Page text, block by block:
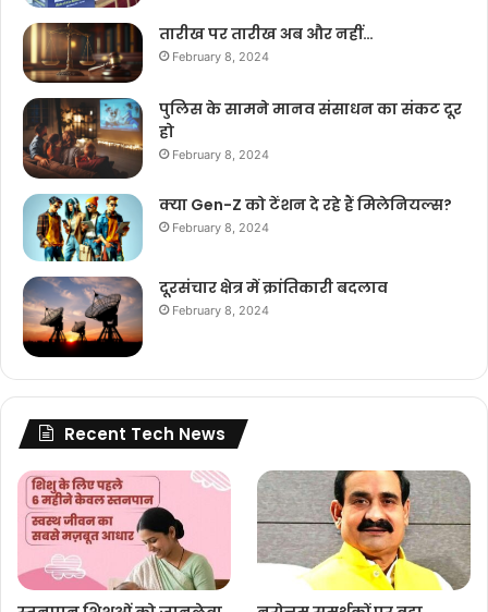
तारीख पर तारीख अब और नहीं…
February 8, 2024
पुलिस के सामने मानव संसाधन का संकट दूर
हो
February 8, 2024
क्या Gen-Z को टेंशन दे रहे हैं मिलेनियल्स?
February 8, 2024
दूरसंचार क्षेत्र में क्रांतिकारी बदलाव
February 8, 2024
Recent Tech News